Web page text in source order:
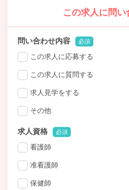
この求人に問い
問い合わせ内容 必須
この求人に応募する
この求人に質問する
求人見学をする
その他
求人資格 必須
看護師
准看護師
保健師